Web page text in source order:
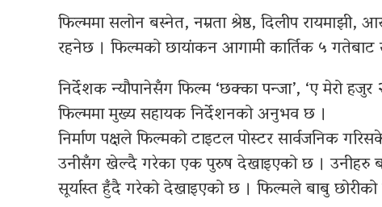
फिल्ममा सलोन बस्नेत, नम्रता श्रेष्ठ, दिलीप
रहनेछ । फिल्मको छायांकन आगामी कार्तिक ५
निर्देशक न्यौपानेसँग फिल्म ‘छक्का पन्जा’, ‘ए मेरो हजुर
फिल्ममा मुख्य सहायक निर्देशनको अनुभव छ ।
निर्माण पक्षले फिल्मको टाइटल पोस्टर सार्वजनिक
उनीसँग खेल्दै गरेका एक पुरुष देखाइएको छ । उनीहरु
सूर्यास्त हुँदै गरेको देखाइएको छ । फिल्मले बाबु